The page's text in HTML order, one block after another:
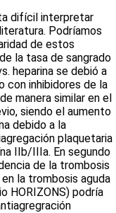
difícil interpretar
Podríamos
de estos
la tasa de sangrado
. heparina se debió a
con inhibidores de la
manera similar en el
siendo el aumento
debido a la
plaquetaria
IIb/IIIa. En segundo
de la trombosis
la trombosis aguda
HORIZONS) podría